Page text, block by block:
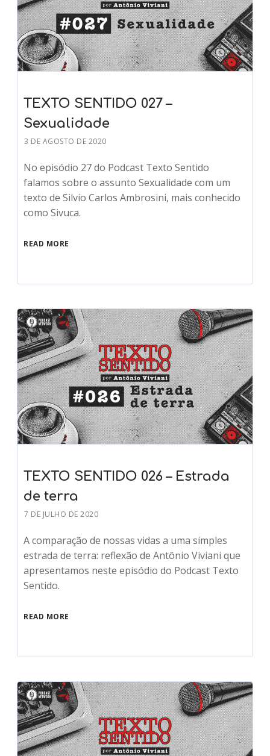
TEXTO SENTIDO 027 –
Sexualidade
3 DE AGOSTO DE 2020
No episódio 27 do Podcast Texto Sentido
falamos sobre o assunto Sexualidade com um
texto de Silvio Carlos Ambrosini, mais conhecido
como Sivuca.
READ MORE
TEXTO SENTIDO 026 – Estrada
de terra
7 DE JULHO DE 2020
A comparação de nossas vidas a uma simples
estrada de terra: reflexão de Antônio Viviani que
apresentamos neste episódio do Podcast Texto
Sentido.
READ MORE